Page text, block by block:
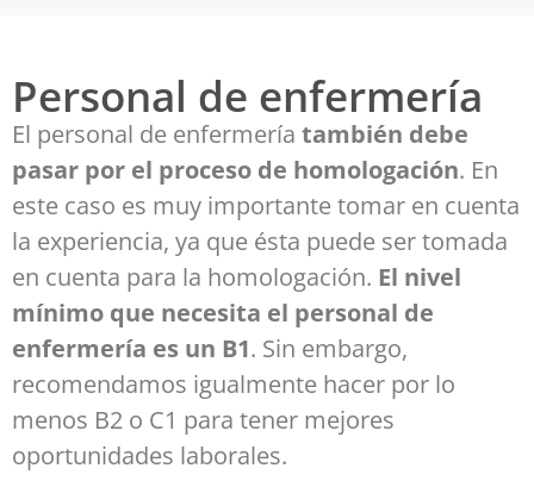
Personal de enfermería
El personal de enfermería también debe
pasar por el proceso de homologación. En
este caso es muy importante tomar en cuenta
la experiencia, ya que ésta puede ser tomada
en cuenta para la homologación. El nivel
mínimo que necesita el personal de
enfermería es un B1. Sin embargo,
recomendamos igualmente hacer por lo
menos B2 o C1 para tener mejores
oportunidades laborales.